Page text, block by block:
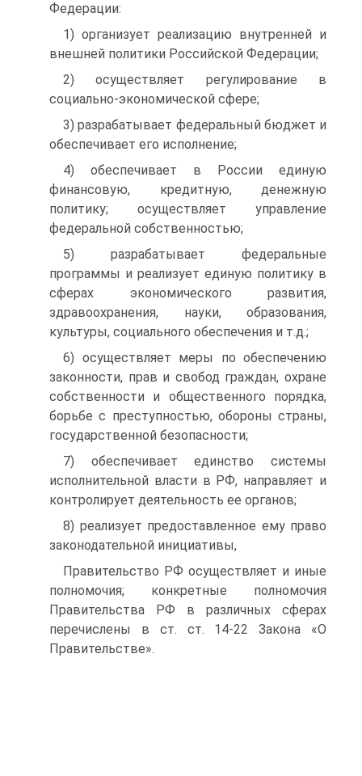
Федерации:
1) организует реализацию внутренней и
внешней политики Российской Федерации;
2) осуществляет регулирование в
социально-экономической сфере;
3) разрабатывает федеральный бюджет и
обеспечивает его исполнение;
4) обеспечивает в России единую
финансовую, кредитную, денежную
политику; осуществляет управление
федеральной собственностью;
5) разрабатывает федеральные
программы и реализует единую политику в
сферах экономического развития,
здравоохранения, науки, образования,
культуры, социального обеспечения и т.д.;
6) осуществляет меры по обеспечению
законности, прав и свобод граждан, охране
собственности и общественного порядка,
борьбе с преступностью, обороны страны,
государственной безопасности;
7) обеспечивает единство системы
исполнительной власти в РФ, направляет и
контролирует деятельность ее органов;
8) реализует предоставленное ему право
законодательной инициативы,
Правительство РФ осуществляет и иные
полномочия; конкретные полномочия
Правительства РФ в различных сферах
перечислены в ст. ст. 14-22 Закона «О
Правительстве».